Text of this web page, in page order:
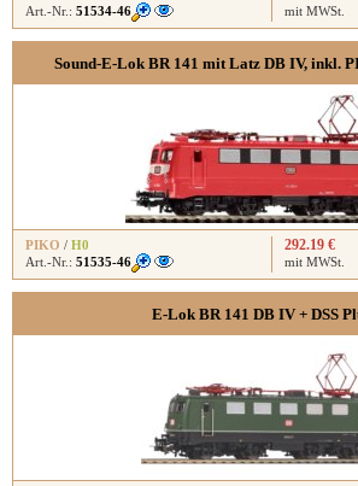
Art.-Nr.: 51534-46 mit MWSt.
Sound-E-Lok BR 141 mit Latz DB IV, inkl.
PIKO / H0
Art.-Nr.: 51535-46
292.19 €
mit MWSt.
E-Lok BR 141 DB IV + DSS